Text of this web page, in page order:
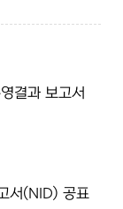
결과 보고서
서(NID) 공표